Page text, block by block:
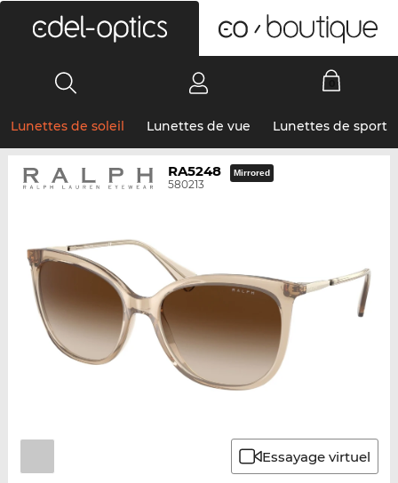
Lunettes de soleil Lunettes de vue Lunettes de sport
RA5248
580213
Mirrored
Essayage virtuel